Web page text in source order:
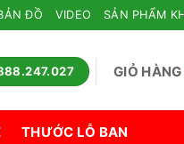
ĐỒ VIDEO SẢN PHẨM
GIỎ HÀNG
THƯỚC LỖ BAN